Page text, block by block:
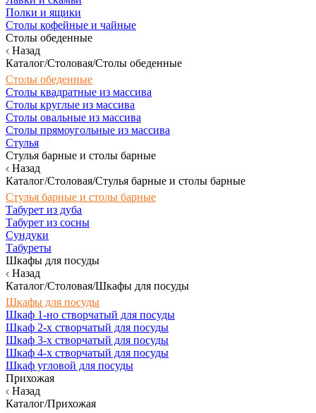
Полки и ящики
Столы кофейные и чайные
Столы обеденные
Назад
Каталог/Столовая/Столы обеденные
Столы обеденные
Столы квадратные из массива
Столы круглые из массива
Столы овальные из массива
Столы прямоугольные из массива
Стулья
Стулья барные и столы барные
Назад
Каталог/Столовая/Стулья барные и столы барные
Стулья барные и столы барные
Табурет из дуба
Табурет из сосны
Сундуки
Табуреты
Шкафы для посуды
Назад
Каталог/Столовая/Шкафы для посуды
Шкафы для посуды
Шкаф 1-но створчатый для посуды
Шкаф 2-х створчатый для посуды
Шкаф 3-х створчатый для посуды
Шкаф 4-х створчатый для посуды
Шкаф угловой для посуды
Прихожая
Назад
Каталог/Прихожая